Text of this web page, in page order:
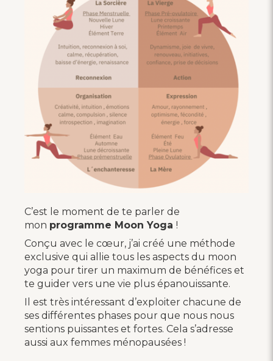
C’est le moment de te parler de
mon programme Moon Yoga !
Conçu avec le cœur, j’ai créé une méthode
exclusive qui allie tous les aspects du moon
yoga pour tirer un maximum de bénéfices et
te guider vers une vie plus épanouissante.
Il est très intéressant d’exploiter chacune de
ses différentes phases pour que nous nous
sentions puissantes et fortes. Cela s’adresse
aussi aux femmes ménopausées !